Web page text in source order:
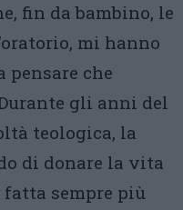
fin da bambino, le
mi hanno
che
gli anni del
teologica, la
di donare la vita
fatta sempre più